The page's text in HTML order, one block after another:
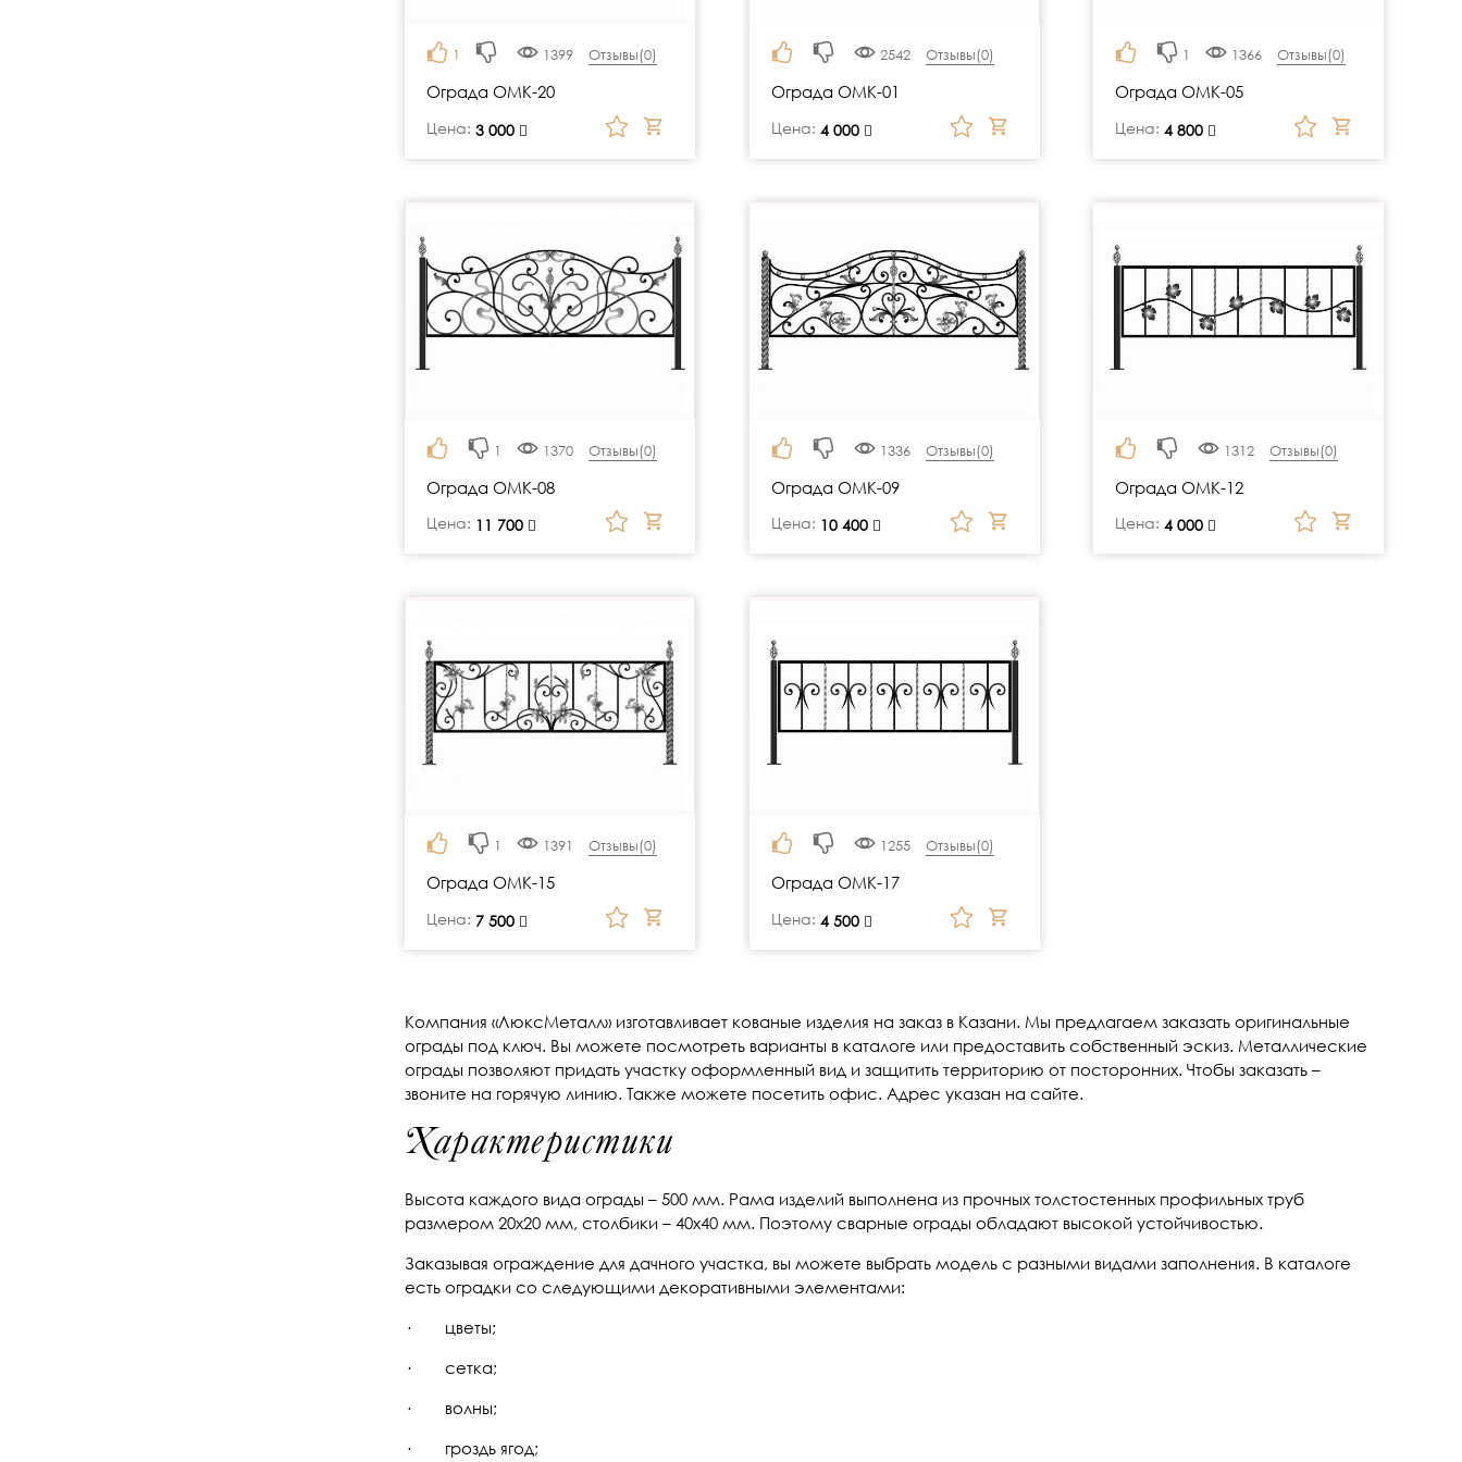
1 1399 Отзывы(0)
Ограда ОМК-20
Цена: 3 000
руб.
2542 Отзывы(0)
Ограда ОМК-01
Цена: 4 000
руб.
1 1366 Отзывы(0)
Ограда ОМК-05
Цена: 4 800
руб.
1 1370 Отзывы(0)
Ограда ОМК-08
Цена: 11 700
руб.
1336 Отзывы(0)
Ограда ОМК-09
Цена: 10 400
руб.
1312 Отзывы(0)
Ограда ОМК-12
Цена: 4 000
руб.
1 1391 Отзывы(0)
Ограда ОМК-15
Цена: 7 500
руб.
1255 Отзывы(0)
Ограда ОМК-17
Цена: 4 500
руб.
Компания «ЛюксМеталл» изготавливает кованые изделия на заказ в Казани. Мы предлагаем заказать оригинальные
ограды под ключ. Вы можете посмотреть варианты в каталоге или предоставить собственный эскиз. Металлические
ограды позволяют придать участку оформленный вид и защитить территорию от посторонних. Чтобы заказать –
звоните на горячую линию. Также можете посетить офис. Адрес указан на сайте.
Характеристики
Высота каждого вида ограды – 500 мм. Рама изделий выполнена из прочных толстостенных профильных труб
размером 20х20 мм, столбики – 40х40 мм. Поэтому сварные ограды обладают высокой устойчивостью.
Заказывая ограждение для дачного участка, вы можете выбрать модель с разными видами заполнения. В каталоге
есть оградки со следующими декоративными элементами:
· цветы;
· сетка;
· волны;
· гроздь ягод;